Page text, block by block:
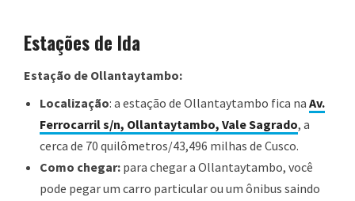
Estações de Ida
Estação de Ollantaytambo:
Localização: a estação de Ollantaytambo fica na Av.
Ferrocarril s/n, Ollantaytambo, Vale Sagrado, a
cerca de 70 quilômetros/43,496 milhas de Cusco.
Como chegar: para chegar a Ollantaytambo, você
pode pegar um carro particular ou um ônibus saindo